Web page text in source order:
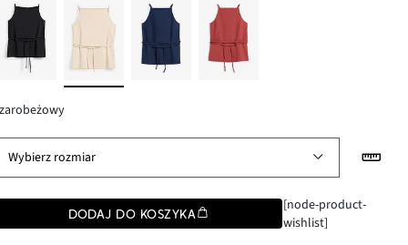
Wybierz rozmiar
DODAJ DO KOSZYKA
[node-product-
wishlist]